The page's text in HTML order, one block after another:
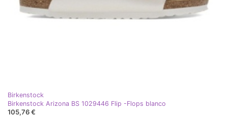
Birkenstock
Birkenstock Arizona BS 1029446 Flip -Flops blanco
105,76 €